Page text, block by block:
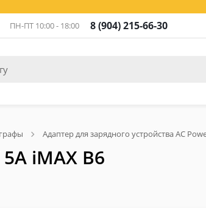
ПН-ПТ 10:00 - 18:00 8 (904) 215-66-30
Адаптер для зарядного устройства AC
iMAX В6